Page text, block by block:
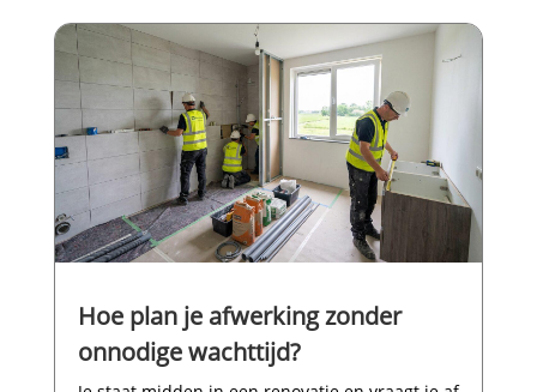
Hoe plan je afwerking zonder
onnodige wachttijd?